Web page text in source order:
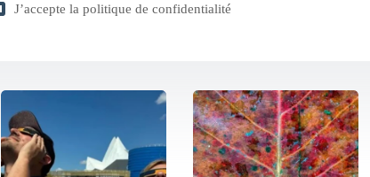
J’accepte la politique de confidentialité